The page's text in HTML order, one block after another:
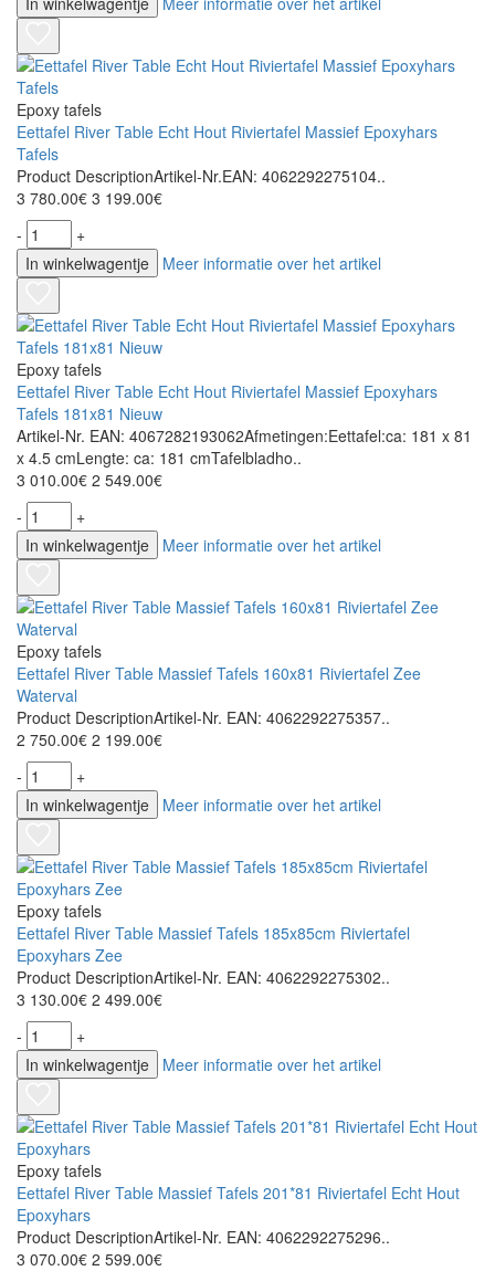
Epoxy tafels
Eettafel River Table Echt Hout Riviertafel Massief Epoxyhars
Tafels
Product DescriptionArtikel-Nr.EAN: 4062292275104..
3 780.00€ 3 199.00€
-
+
In winkelwagentje
Meer informatie over het artikel
Epoxy tafels
Eettafel River Table Echt Hout Riviertafel Massief Epoxyhars
Tafels 181x81 Nieuw
Artikel-Nr. EAN: 4067282193062Afmetingen:Eettafel:ca: 181 x 81
x 4.5 cmLengte: ca: 181 cmTafelbladho..
3 010.00€ 2 549.00€
-
+
In winkelwagentje
Meer informatie over het artikel
Epoxy tafels
Eettafel River Table Massief Tafels 160x81 Riviertafel Zee
Waterval
Product DescriptionArtikel-Nr. EAN: 4062292275357..
2 750.00€ 2 199.00€
-
+
In winkelwagentje
Meer informatie over het artikel
Epoxy tafels
Eettafel River Table Massief Tafels 185x85cm Riviertafel
Epoxyhars Zee
Product DescriptionArtikel-Nr. EAN: 4062292275302..
3 130.00€ 2 499.00€
-
+
In winkelwagentje
Meer informatie over het artikel
Epoxy tafels
Eettafel River Table Massief Tafels 201*81 Riviertafel Echt Hout
Epoxyhars
Product DescriptionArtikel-Nr. EAN: 4062292275296..
3 070.00€ 2 599.00€